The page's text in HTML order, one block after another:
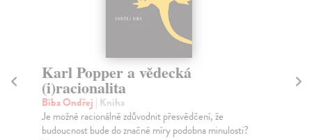
Karl Popper a vědecká
(i)racionalita
Bíba Ondřej| Kniha
Je možné racionálně zdůvodnit přesvědčení, že
budoucnost bude do značné míry podobna minulosti?